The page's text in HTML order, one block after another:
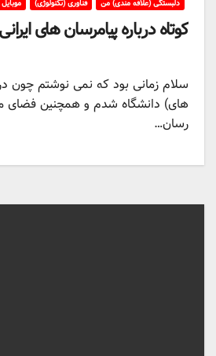
دلبستگی (علاقه مندی) من فناوری (تکنولوژی)
کوتاه درباره پیامرسان های ایرانی
سلام زمانی بود که نمی نوشتم چون
های) دانشگاه شدم و همچنین فضای
رسان…